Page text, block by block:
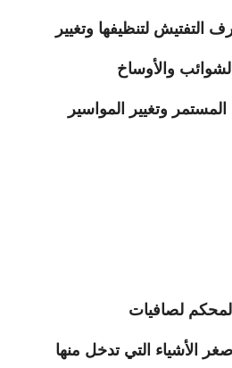
التفتيش لتنظيفها وتغيير
والأوساخ
المستمر وتغيير المواسير
لصافيات
الأشياء التي تدخل منها